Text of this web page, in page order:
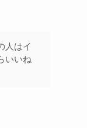
人はイ
いいね